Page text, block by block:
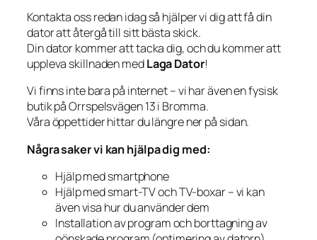
Kontakta oss redan idag så hjälper vi dig att få din
dator att återgå till sitt bästa skick.
Din dator kommer att tacka dig, och du kommer att
uppleva skillnaden medLaga Dator!
Vi finns inte bara på internet – vi har även en fysisk
butik på Orrspelsvägen 13 i Bromma.
Våra öppettider hittar du längre ner på sidan.
Några saker vi kan hjälpa dig med:
Hjälp med smartphone
Hjälp med smart-TV och TV-boxar – vi kan
även visa hur du använder dem
Installation av program och borttagning av